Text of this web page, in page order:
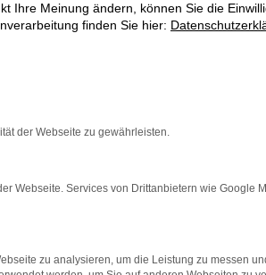
um die Mobilität. Das gilt natürlich
zu nahezu jedem Anspruch in
denn so erhalten Sie Ihren VW
kontaktieren Sie uns noch heute.
Ihre Meinung ändern, können Sie die
finden Sie hier:
der Webseite zu gewährleisten.
Webseite. Services von Drittanbietern wie Google
zu analysieren, um die Leistung zu messen